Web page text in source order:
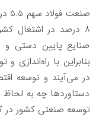
صنعت فولاد سهم 5.5 درصدی در تولید ناخالص داخلی (
۸ درصد در اشتغال
صنایع پایین دستی و
بنابراین با
در می‌آیند و توسعه
دستاوردها چه به
توسعه صنعتی کشور در